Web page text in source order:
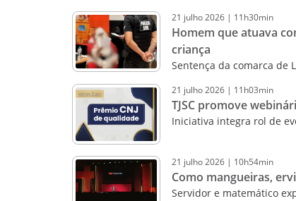
21 julho2026 | 11h30min
Homem que atuava
criança
Sentença da comarca de
21 julho2026 | 11h03min
TJSC promove
Iniciativa integra rol de
21 julho2026 | 10h54min
Como mangueiras,
Servidor e matemático